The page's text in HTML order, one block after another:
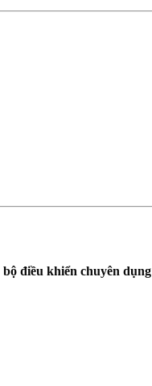
bộ điều khiển chuyên dụng